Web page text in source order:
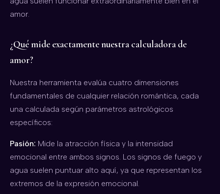
amor.
¿Qué mide exactamente nuestra calculadora de
amor?
Nuestra herramienta evalúa cuatro dimensiones
fundamentales de cualquier relación romántica, cada
una calculada según parámetros astrológicos
específicos:
Pasión: Mide la atracción física y la intensidad
emocional entre ambos signos. Los signos de fuego y
agua suelen puntuar alto aquí, ya que representan los
extremos de la expresión emocional.